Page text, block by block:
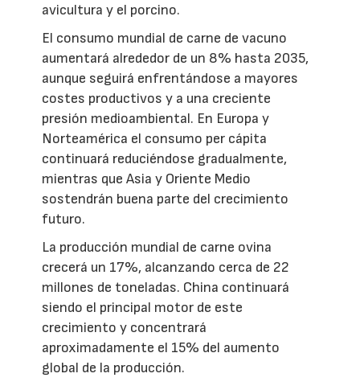
avicultura y el porcino.
El consumo mundial de carne de vacuno
aumentará alrededor de un 8% hasta 2035,
aunque seguirá enfrentándose a mayores
costes productivos y a una creciente
presión medioambiental. En Europa y
Norteamérica el consumo per cápita
continuará reduciéndose gradualmente,
mientras que Asia y Oriente Medio
sostendrán buena parte del crecimiento
futuro.
La producción mundial de carne ovina
crecerá un 17%, alcanzando cerca de 22
millones de toneladas. China continuará
siendo el principal motor de este
crecimiento y concentrará
aproximadamente el 15% del aumento
global de la producción.